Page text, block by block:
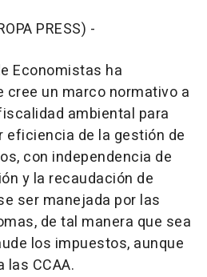
PRESS) -
Economistas ha
cree un marco normativo a
ambiental para
eficiencia de la gestión de
con independencia de
y la recaudación de
ser manejada por las
de tal manera que sea
los impuestos, aunque
CCAA.